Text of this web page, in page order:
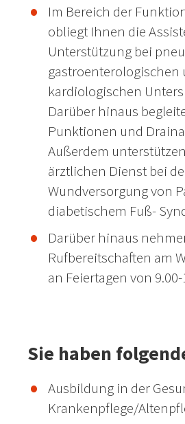
Im Bereich der
obliegt Ihnen die
Unterstützung bei
gastroenterologischen
kardiologischen
Darüber hinaus
Punktionen und
Außerdem
ärztlichen Dienst bei
Wundversorgung von
diabetischem Fuß-
Darüber hinaus
Rufbereitschaften am
an Feiertagen von
Sie haben
Ausbildung in der
Krankenpflege/